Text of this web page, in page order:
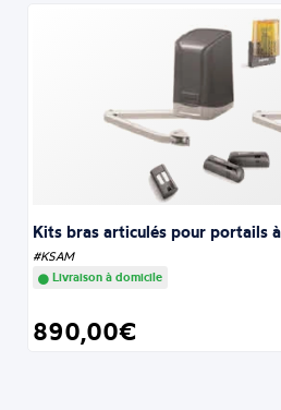
Kits bras articulés pour portails
#KSAM
Livraison à domicile
890,00€